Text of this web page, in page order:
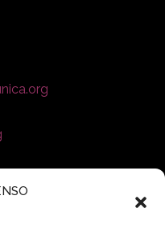
la nuova capitale